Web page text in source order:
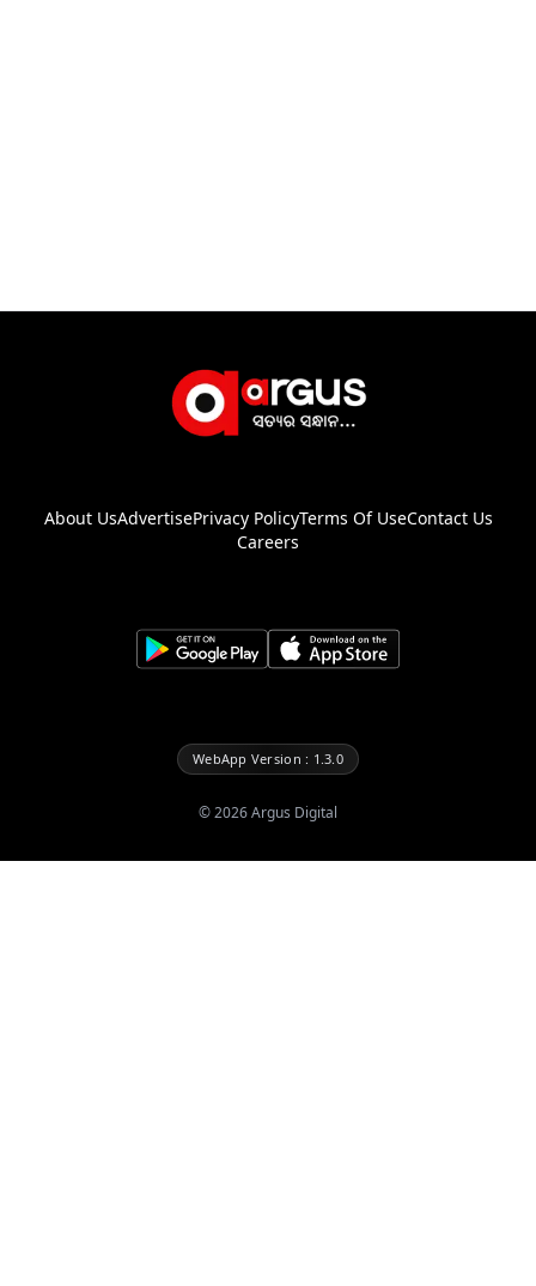
About UsAdvertisePrivacy PolicyTerms Of UseContact Us
Careers
WebApp Version : 1.3.0
©2026Argus Digital